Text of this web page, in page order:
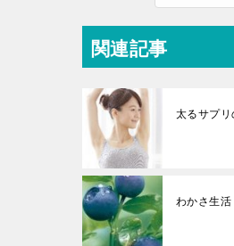
関連記事
太るサプリ
わかさ生